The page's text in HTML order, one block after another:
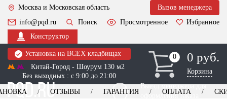
Москва и Московская область
Вызов менеджера
info@pqd.ru
Поиск Просмотренное
Избранное
Конструктор
Установка на ВСЕХ кладбищах
Китай-Город - Шоурум 130 м2
Без выходных : с 9:00 до 21:00
0
0 0 руб.
Корзина
Выезд менеджера для
оформления заказа
ОТЗЫВЫ ГАРАНТИЯ ОПЛАТА